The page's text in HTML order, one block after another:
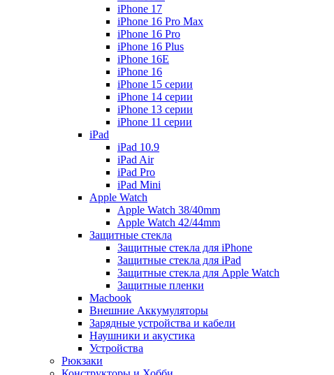
iPhone 17
iPhone 16 Pro Max
iPhone 16 Pro
iPhone 16 Plus
iPhone 16E
iPhone 16
iPhone 15 серии
iPhone 14 серии
iPhone 13 серии
iPhone 11 серии
iPad
iPad 10.9
iPad Air
iPad Pro
iPad Mini
Apple Watch
Apple Watch 38/40mm
Apple Watch 42/44mm
Защитные стекла
Защитные стекла для iPhone
Защитные стекла для iPad
Защитные стекла для Apple Watch
Защитные пленки
Macbook
Внешние Аккумуляторы
Зарядные устройства и кабели
Наушники и акустика
Устройства
Рюкзаки